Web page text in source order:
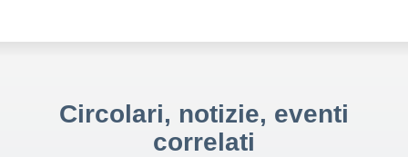
Circolari, notizie, eventi
correlati